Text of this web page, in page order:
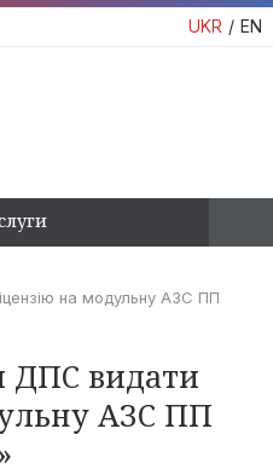
UKR EN
на модульну АЗС ПП
ДПС видати
АЗС ПП